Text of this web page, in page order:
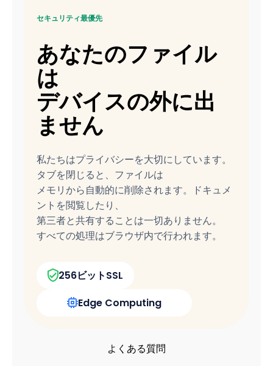
セキュリティ最優先
あなたのファイル
は
デバイスの外に出
ません
私たちはプライバシーを大切にしています。
タブを閉じると、ファイルは
メモリから自動的に削除されます。ドキュメ
ントを閲覧したり、
第三者と共有することは一切ありません。
すべての処理はブラウザ内で行われます。
256ビットSSL
Edge Computing
よくある質問